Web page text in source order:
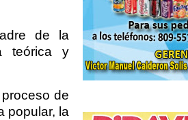
de la
teórica y
de
popular, la